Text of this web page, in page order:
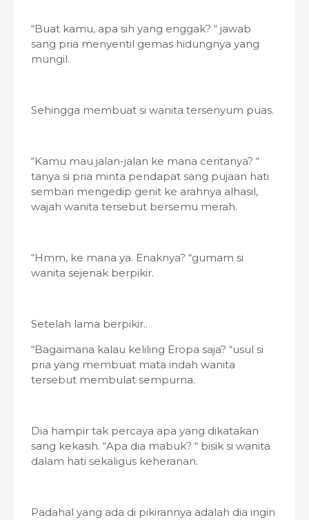
“Buat kamu, apa sih yang enggak? “ jawab
sang pria menyentil gemas hidungnya yang
mungil.
Sehingga membuat si wanita tersenyum puas.
“Kamu mau jalan-jalan ke mana ceritanya? “
tanya si pria minta pendapat sang pujaan hati
sembari mengedip genit ke arahnya alhasil,
wajah wanita tersebut bersemu merah.
“Hmm, ke mana ya. Enaknya? “gumam si
wanita sejenak berpikir.
Setelah lama berpikir..
“Bagaimana kalau keliling Eropa saja? “usul si
pria yang membuat mata indah wanita
tersebut membulat sempurna.
Dia hampir tak percaya apa yang dikatakan
sang kekasih. “Apa dia mabuk? “ bisik si wanita
dalam hati sekaligus keheranan.
Padahal yang ada di pikirannya adalah dia ingin